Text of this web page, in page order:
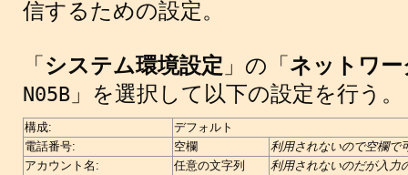
信するための設定。
「 システム環境設定 」の「 ネットワー
N05B 」を選択して以下の設定を行う。
構成:
デフォルト
電話番号:
空欄
利用されないので空欄で
アカウント名:
任意の文字列
利用されないのだが入力